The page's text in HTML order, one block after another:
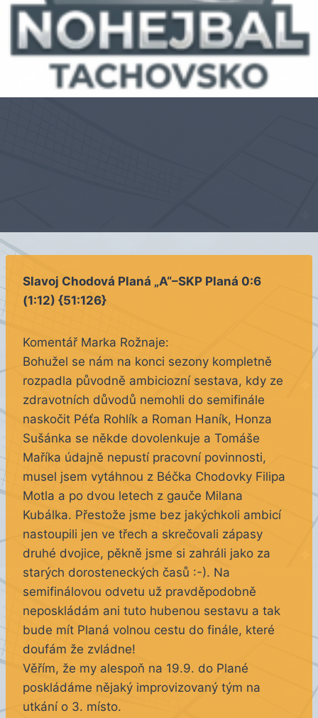
Slavoj Chodová Planá „A“–SKP Planá 0:6
(1:12) {51:126}
Komentář Marka Rožnaje:
Bohužel se nám na konci sezony kompletně
rozpadla původně ambiciozní sestava, kdy ze
zdravotních důvodů nemohli do semifinále
naskočit Péťa Rohlík a Roman Haník, Honza
Sušánka se někde dovolenkuje a Tomáše
Maříka údajně nepustí pracovní povinnosti,
musel jsem vytáhnou z Béčka Chodovky Filipa
Motla a po dvou letech z gauče Milana
Kubálka. Přestože jsme bez jakýchkoli ambicí
nastoupili jen ve třech a skrečovali zápasy
druhé dvojice, pěkně jsme si zahráli jako za
starých dorosteneckých časů :-). Na
semifinálovou odvetu už pravděpodobně
neposkládám ani tuto hubenou sestavu a tak
bude mít Planá volnou cestu do finále, které
doufám že zvládne!
Věřím, že my alespoň na 19.9. do Plané
poskládáme nějaký improvizovaný tým na
utkání o 3. místo.